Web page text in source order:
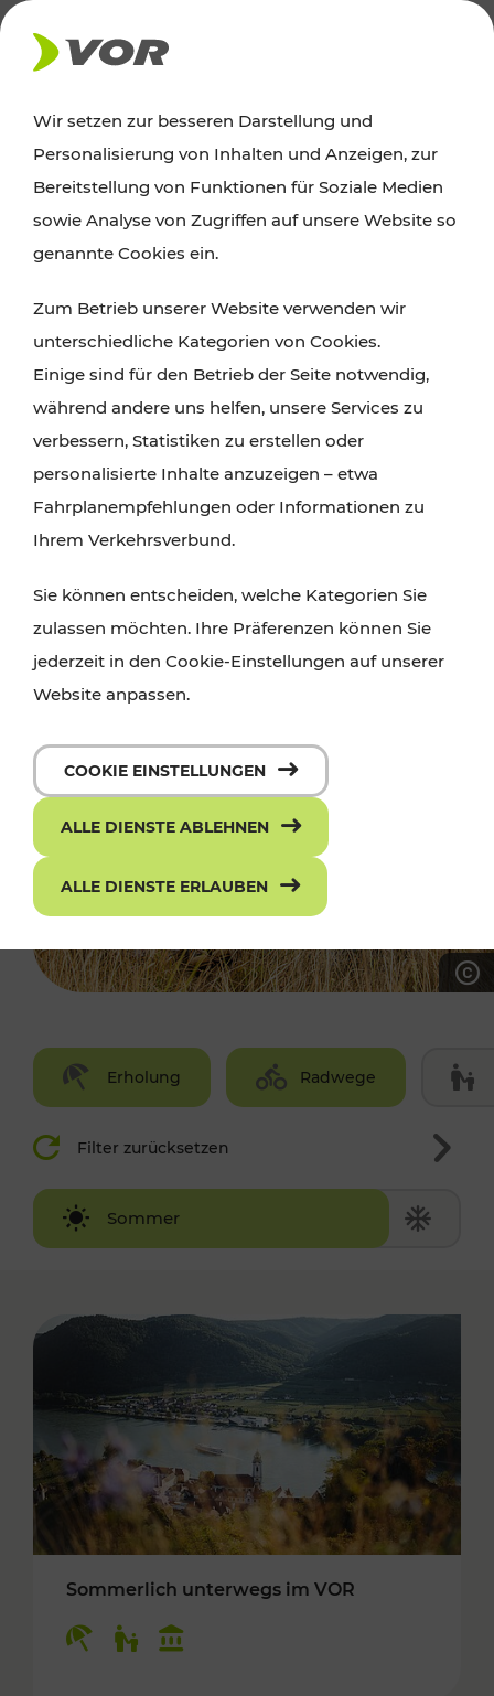
AKTUELLES
Ausflugstipps
Wien, Niederösterreich und das Burgenland
Wanderungen, Kultur und Gastronomie,
Radtouren oder purer Naturgenuss – viele
Attraktionen sind mit den Ticket- und Fahrplan-
Angeboten des VOR gut und schnell erreichbar.
Erholung Radwege
Filter zurücksetzen
Sommer
Winter
Sommerlich unterwegs im VOR
Wir setzen zur besseren Darstellung und
Personalisierung von Inhalten und Anzeigen, zur
Bereitstellung von Funktionen für Soziale Medien
sowie Analyse von Zugriffen auf unsere Website so
genannte Cookies ein.
Zum Betrieb unserer Website verwenden wir
unterschiedliche Kategorien von Cookies.
Einige sind für den Betrieb der Seite notwendig,
während andere uns helfen, unsere Services zu
verbessern, Statistiken zu erstellen oder
personalisierte Inhalte anzuzeigen – etwa
Fahrplanempfehlungen oder Informationen zu
Ihrem Verkehrsverbund.
Sie können entscheiden, welche Kategorien Sie
zulassen möchten. Ihre Präferenzen können Sie
jederzeit in den Cookie-Einstellungen auf unserer
Website anpassen.
COOKIE EINSTELLUNGEN
ALLE DIENSTE ABLEHNEN
ALLE DIENSTE ERLAUBEN